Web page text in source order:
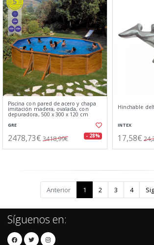
Piscina con pared de acero y chapa
imitación madera, ovalada, con
depuradora, 500 x 300 x 120 cm
GRE
2478,73€ 3418,99€ - 28%
Hinchable
INTEX
17,58€
Anterior 1 2 3 4
Síguenos en: